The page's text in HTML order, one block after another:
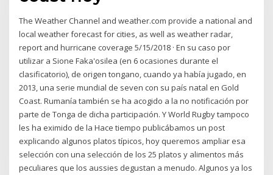
The Weather Channel and weather.com provide a national and
local weather forecast for cities, as well as weather radar,
report and hurricane coverage 5/15/2018 · En su caso por
utilizar a Sione Faka'osilea (en 6 ocasiones durante el
clasificatorio), de origen tongano, cuando ya había jugado, en
2013, una serie mundial de seven con su país natal en Gold
Coast. Rumanía también se ha acogido a la no notificación por
parte de Tonga de dicha participación. Y World Rugby tampoco
les ha eximido de la Hace tiempo publicábamos un post
explicando algunos platos típicos, hoy queremos ampliar esa
selección con una selección de los 25 platos y alimentos más
peculiares que los aussies degustan a menudo. Algunos ya los